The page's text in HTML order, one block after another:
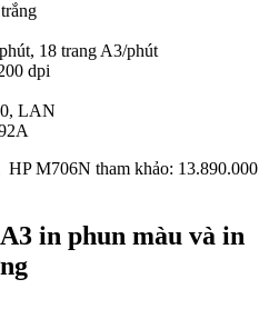
18 trang A3/phút
dpi
LAN
HP M706N tham khảo: 13.890.000
in phun màu và in